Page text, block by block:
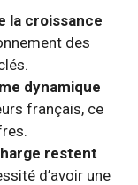
la croissance
des
dynamique
français, ce
restent
d’avoir une